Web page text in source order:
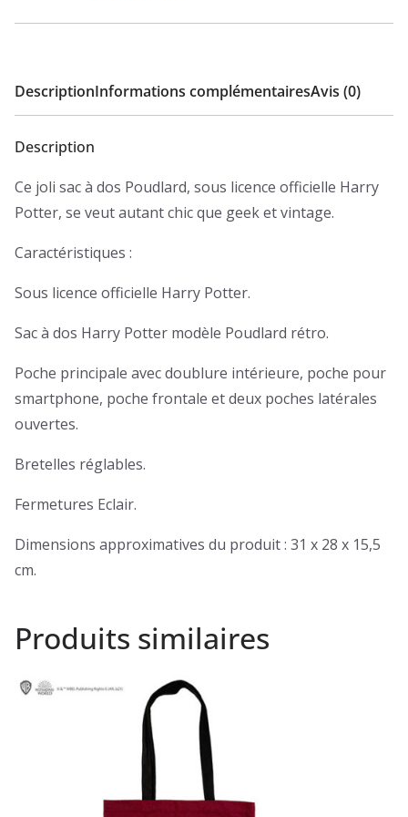
DescriptionInformations complémentairesAvis (0)
Description
Ce joli sac à dos Poudlard, sous licence officielle Harry
Potter, se veut autant chic que geek et vintage.
Caractéristiques :
Sous licence officielle Harry Potter.
Sac à dos Harry Potter modèle Poudlard rétro.
Poche principale avec doublure intérieure, poche pour
smartphone, poche frontale et deux poches latérales
ouvertes.
Bretelles réglables.
Fermetures Eclair.
Dimensions approximatives du produit : 31 x 28 x 15,5
cm.
Produits similaires